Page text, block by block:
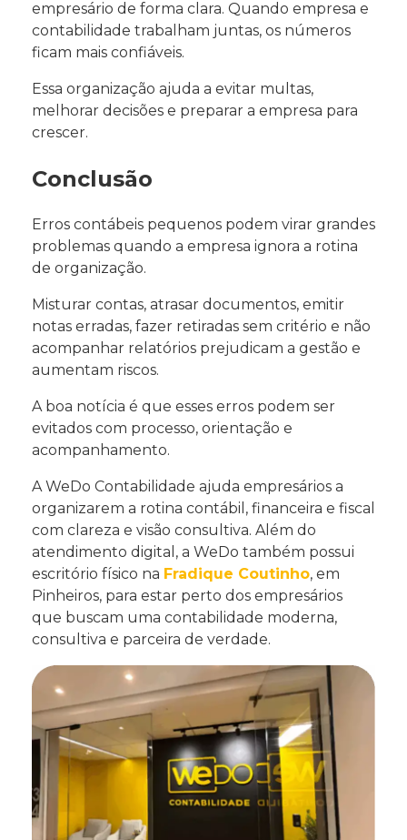
empresário de forma clara. Quando empresa e
contabilidade trabalham juntas, os números
ficam mais confiáveis.
Essa organização ajuda a evitar multas,
melhorar decisões e preparar a empresa para
crescer.
Conclusão
Erros contábeis pequenos podem virar grandes
problemas quando a empresa ignora a rotina
de organização.
Misturar contas, atrasar documentos, emitir
notas erradas, fazer retiradas sem critério e não
acompanhar relatórios prejudicam a gestão e
aumentam riscos.
A boa notícia é que esses erros podem ser
evitados com processo, orientação e
acompanhamento.
A WeDo Contabilidade ajuda empresários a
organizarem a rotina contábil, financeira e fiscal
com clareza e visão consultiva. Além do
atendimento digital, a WeDo também possui
escritório físico na Fradique Coutinho, em
Pinheiros, para estar perto dos empresários
que buscam uma contabilidade moderna,
consultiva e parceira de verdade.